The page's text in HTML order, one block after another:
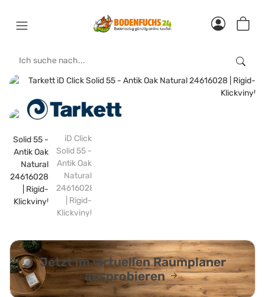
Jetzt im virtuellen Raumplaner
ausprobieren